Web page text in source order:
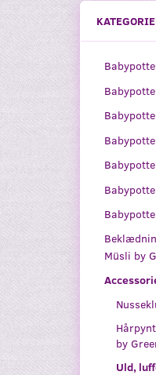
Müsli by
by
Uld,